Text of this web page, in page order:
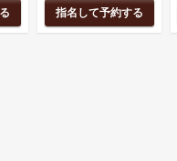
指名して予約する